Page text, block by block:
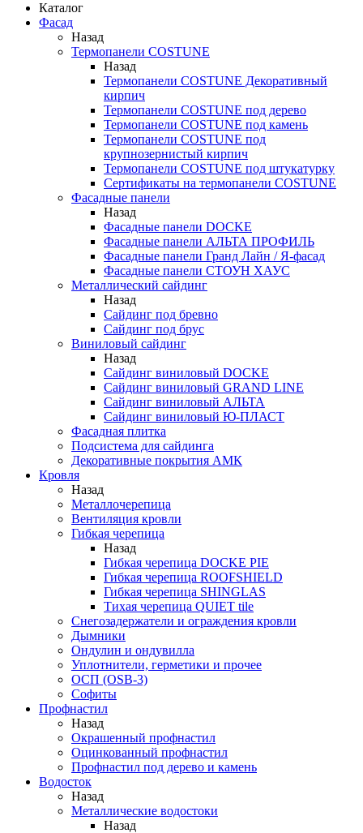
Каталог
Фасад
Назад
Термопанели COSTUNE
Назад
Термопанели COSTUNE Декоративный
кирпич
Термопанели COSTUNE под дерево
Термопанели COSTUNE под камень
Термопанели COSTUNE под
крупнозернистый кирпич
Термопанели COSTUNE под штукатурку
Сертификаты на термопанели COSTUNE
Фасадные панели
Назад
Фасадные панели DOCKE
Фасадные панели АЛЬТА ПРОФИЛЬ
Фасадные панели Гранд Лайн / Я-фасад
Фасадные панели СТОУН ХАУС
Металлический сайдинг
Назад
Сайдинг под бревно
Сайдинг под брус
Виниловый сайдинг
Назад
Сайдинг виниловый DOCKE
Сайдинг виниловый GRAND LINE
Сайдинг виниловый АЛЬТА
Сайдинг виниловый Ю-ПЛАСТ
Фасадная плитка
Подсистема для сайдинга
Декоративные покрытия АМК
Кровля
Назад
Металлочерепица
Вентиляция кровли
Гибкая черепица
Назад
Гибкая черепица DOCKE PIE
Гибкая черепица ROOFSHIELD
Гибкая черепица SHINGLAS
Тихая черепица QUIET tile
Снегозадержатели и ограждения кровли
Дымники
Ондулин и ондувилла
Уплотнители, герметики и прочее
ОСП (OSB-3)
Софиты
Профнастил
Назад
Окрашенный профнастил
Оцинкованный профнастил
Профнастил под дерево и камень
Водосток
Назад
Металлические водостоки
Назад